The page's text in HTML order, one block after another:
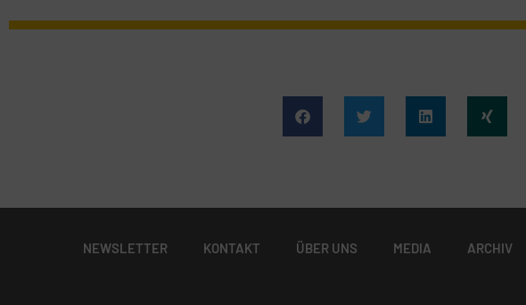
NEWSLETTER KONTAKT ÜBER UNS MEDIA ARCHIV